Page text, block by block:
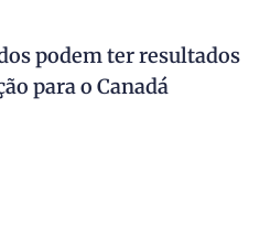
podem ter resultados
para o Canadá